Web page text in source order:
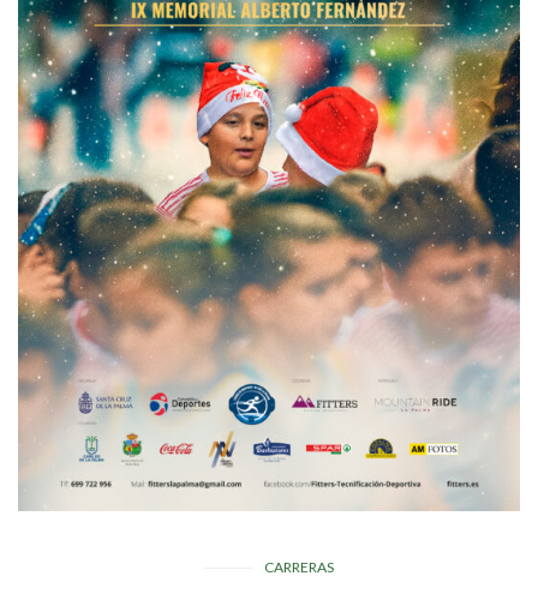
CARRERAS